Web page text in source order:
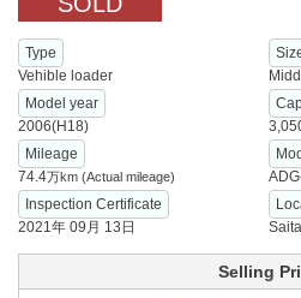
Type
Vehible loader
Model year
2006(H18)
Mileage
74.4万km (Actual mileage)
Inspection Certificate
2021年 09月 13日
Selling